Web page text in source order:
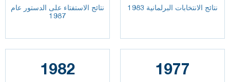
نتائج الاستفتاء على الدستور عام
1987
نتائج الانتخابات البرلمانية 1983
1982 1977